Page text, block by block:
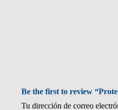
Be the first to review
Tu dirección de correo